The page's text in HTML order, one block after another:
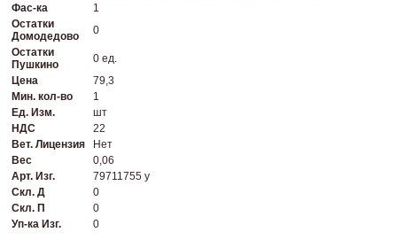
Фас-ка
1
Остатки
Домодедово
0
Остатки
Пушкино
0 ед.
Цена
79,3
Мин. кол-во
1
Ед. Изм.
шт
НДС
22
Вет. Лицензия
Нет
Вес
0,06
Арт. Изг.
79711755 у
Скл. Д
0
Скл. П
0
Уп-ка Изг.
0